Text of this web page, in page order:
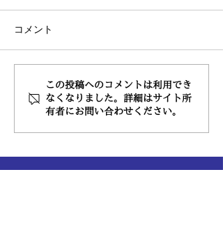
奇跡の…？
コメント
この投稿へのコメントは利用でき
なくなりました。詳細はサイト所
有者にお問い合わせください。